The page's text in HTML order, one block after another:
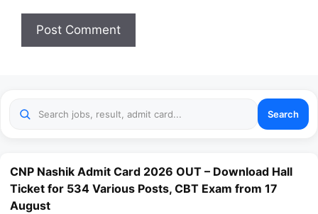
Search
CNP Nashik Admit Card 2026 OUT – Download Hall
Ticket for 534 Various Posts, CBT Exam from 17
August